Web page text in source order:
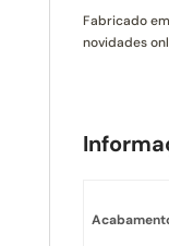
Fabricado
novidades